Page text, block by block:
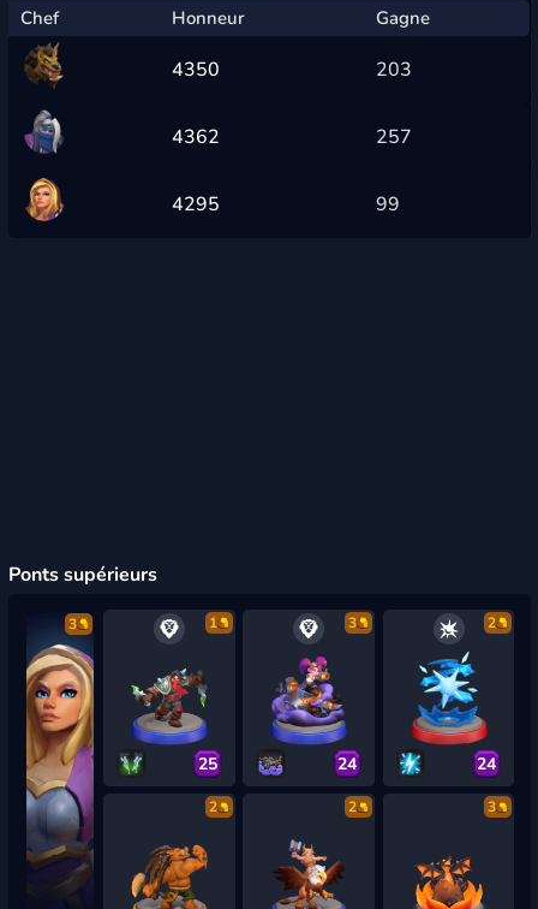
Chef Honneur Gagne
4350 203
4362 257
4295 99
Ponts supérieurs
3 1
25
3
24
2
24
2 2 3